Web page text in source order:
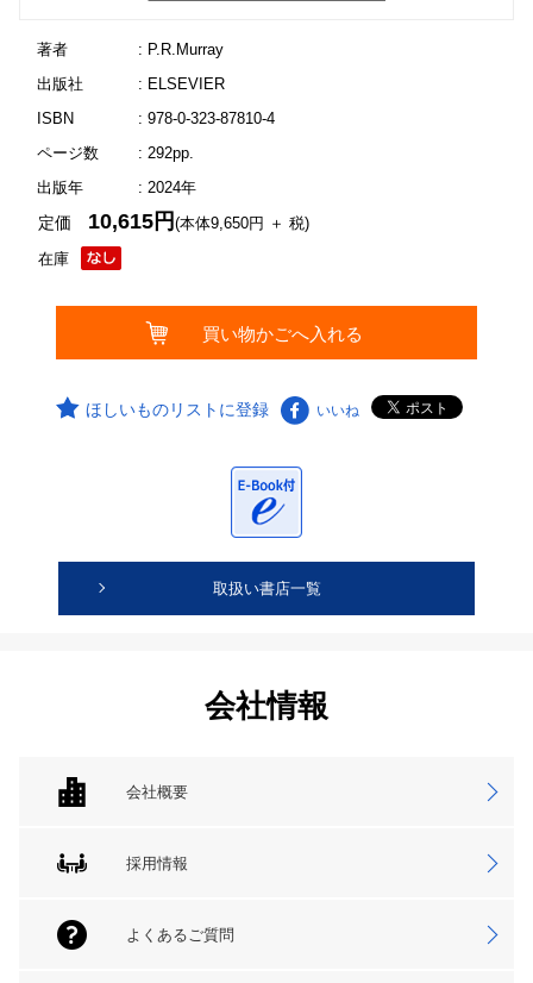
著者
: P.R.Murray
出版社
: ELSEVIER
ISBN
: 978-0-323-87810-4
ページ数
: 292pp.
出版年
: 2024年
在庫
定価 10,615円(本体9,650円 ＋ 税)
ほしいものリストに登録 いいね
取扱い書店一覧
会社情報
会社概要
採用情報
よくあるご質問